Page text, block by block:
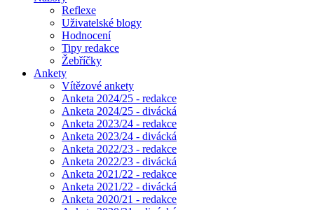
Reflexe
Uživatelské blogy
Hodnocení
Tipy redakce
Žebříčky
Ankety
Vítězové ankety
Anketa 2024/25 - redakce
Anketa 2024/25 - divácká
Anketa 2023/24 - redakce
Anketa 2023/24 - divácká
Anketa 2022/23 - redakce
Anketa 2022/23 - divácká
Anketa 2021/22 - redakce
Anketa 2021/22 - divácká
Anketa 2020/21 - redakce